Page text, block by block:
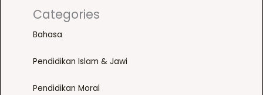
Categories
Bahasa
Pendidikan Islam & Jawi
Pendidikan Moral